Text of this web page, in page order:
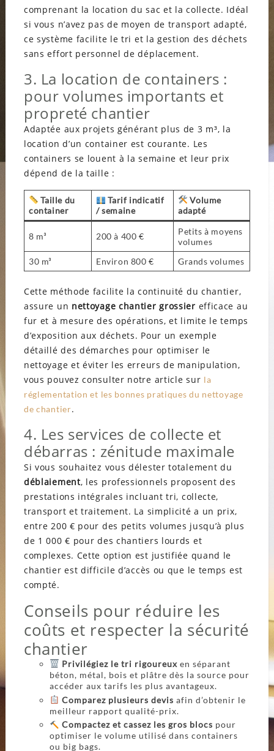
comprenant la location du sac et la collecte. Idéal
si vous n’avez pas de moyen de transport adapté,
ce système facilite le tri et la gestion des déchets
sans effort personnel de déplacement.
3. La location de containers :
pour volumes importants et
propreté chantier
Adaptée aux projets générant plus de 3 m³, la
location d’un container est courante. Les
containers se louent à la semaine et leur prix
dépend de la taille :
Taille du
container
Tarif indicatif
/ semaine
Volume
adapté
8 m³ 200 à 400 €
Petits à moyens
volumes
30 m³
Environ 800 € Grands volumes
Cette méthode facilite la continuité du chantier,
assure un nettoyage chantier grossier efficace au
fur et à mesure des opérations, et limite le temps
d’exposition aux déchets. Pour un exemple
détaillé des démarches pour optimiser le
nettoyage et éviter les erreurs de manipulation,
vous pouvez consulter notre article sur la
réglementation et les bonnes pratiques du nettoyage
de chantier.
4. Les services de collecte et
débarras : zénitude maximale
Si vous souhaitez vous délester totalement du
déblaiement, les professionnels proposent des
prestations intégrales incluant tri, collecte,
transport et traitement. La simplicité a un prix,
entre 200 € pour des petits volumes jusqu’à plus
de 1 000 € pour des chantiers lourds et
complexes. Cette option est justifiée quand le
chantier est difficile d’accès ou que le temps est
compté.
Conseils pour réduire les
coûts et respecter la sécurité
chantier
Privilégiez le tri rigoureuxen séparant
béton, métal, bois et plâtre dès la source pour
accéder aux tarifs les plus avantageux.
Comparez plusieurs devis afin d’obtenir le
meilleur rapport qualité-prix.
Compactez et cassez les gros blocs pour
optimiser le volume utilisé dans containers
ou big bags.